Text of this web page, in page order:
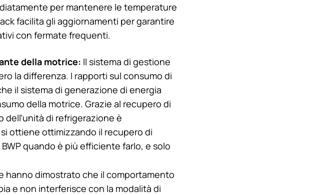
per mantenere le temperature
facilita gli aggiornamenti per garantire
con fermate frequenti.
della motrice: Il sistema di gestione
la differenza. I rapporti sul consumo di
il sistema di generazione di energia
della motrice. Grazie al recupero di
di refrigerazione è
ottiene ottimizzando il recupero di
quando è più efficiente farlo, e solo
hanno dimostrato che il comportamento
e non interferisce con la modalità di